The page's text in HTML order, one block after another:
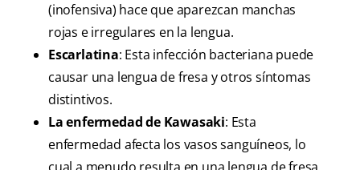
(inofensiva) hace que aparezcan manchas
rojas e irregulares en la lengua.
Escarlatina: Esta infección bacteriana puede
causar una lengua de fresa y otros síntomas
distintivos.
La enfermedad de Kawasaki: Esta
enfermedad afecta los vasos sanguíneos, lo